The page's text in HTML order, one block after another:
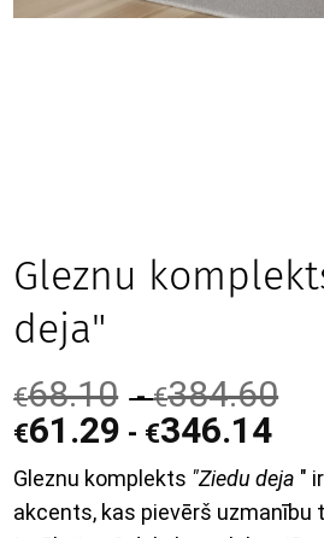
Gleznu
deja"
€68.10 -€384.60
€61.29 - €346.14
Gleznu komplekts "Ziedu deja "
akcents, kas pievērš uzmanību